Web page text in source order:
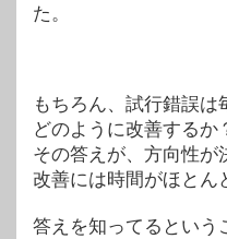
た。
もちろん、試行錯誤は
どのように改善するか
その答えが、方向性が
改善には時間がほとん
答えを知ってるという